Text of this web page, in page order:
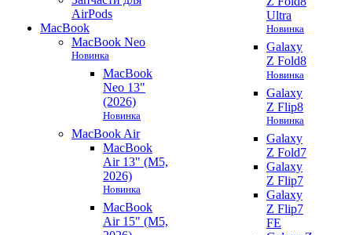
AirPods
MacBook
MacBook Neo
Новинка
MacBook
Neo 13"
(2026)
Новинка
MacBook Air
MacBook
Air 13" (M5,
2026)
Новинка
MacBook
Air 15" (M5,
Ultra
Новинка
Galaxy
Z Fold8
Новинка
Galaxy
Z Flip8
Новинка
Galaxy
Z Fold7
Galaxy
Z Flip7
Galaxy
Z Flip7
FE